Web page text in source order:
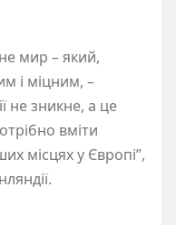
мир – який,
і міцним, –
не зникне, а це
вміти
місцях у Європі”,